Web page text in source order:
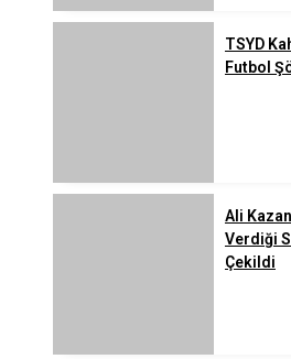
TSYD
Futbol
Ali
Verdiği
Çekildi